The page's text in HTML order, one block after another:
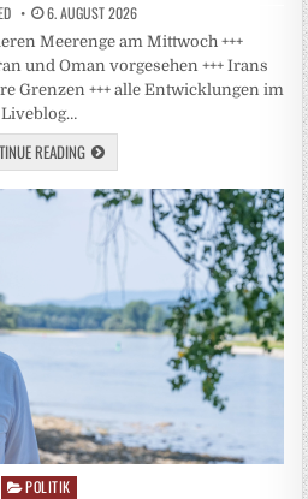
6. AUGUST 2026
Meerenge am Mittwoch +++
und Oman vorgesehen +++ Irans
Grenzen +++ alle Entwicklungen im
Liveblog…
READING
Posted
POLITIK